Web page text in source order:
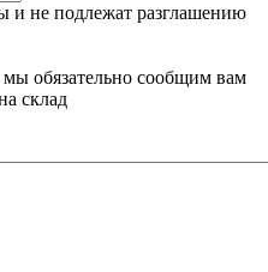
не подлежат разглашению
обязательно сообщим вам
склад